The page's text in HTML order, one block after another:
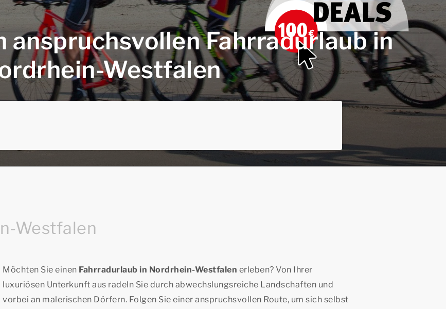
anspruchsvollen Fahrradurlaub in
Westfalen
Westfalen
Möchten Sie einen Fahrradurlaub in Nordrhein-Westfalen erleben? Von Ihrer
luxuriösen Unterkunft aus radeln Sie durch abwechslungsreiche Landschaften und
vorbei an malerischen Dörfern. Folgen Sie einer anspruchsvollen Route, um sich selbst